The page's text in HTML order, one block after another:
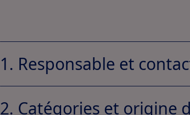
1. Responsable et
2. Catégories et origine